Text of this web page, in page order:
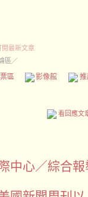
閱最新文章
區／
區 影像館
看回應文
中心／綜合